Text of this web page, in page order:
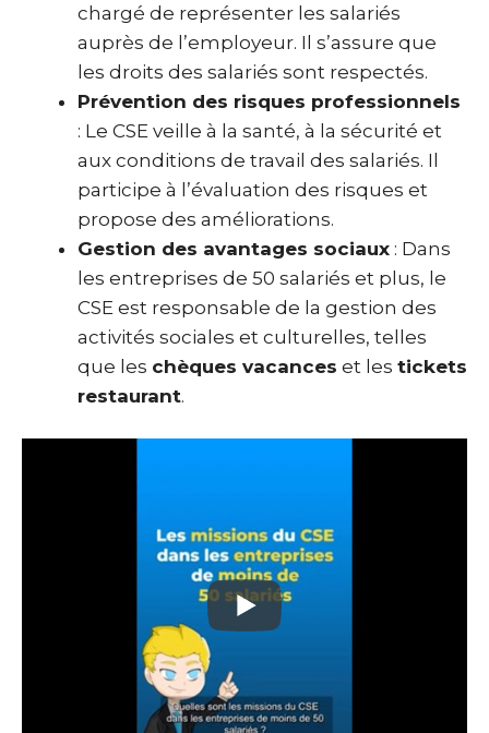
chargé de représenter les salariés
auprès de l’employeur. Il s’assure que
les droits des salariés sont respectés.
Prévention des risques professionnels
: Le CSE veille à la santé, à la sécurité et
aux conditions de travail des salariés. Il
participe à l’évaluation des risques et
propose des améliorations.
Gestion des avantages sociaux : Dans
les entreprises de 50 salariés et plus, le
CSE est responsable de la gestion des
activités sociales et culturelles, telles
que les chèques vacances et les tickets
restaurant.